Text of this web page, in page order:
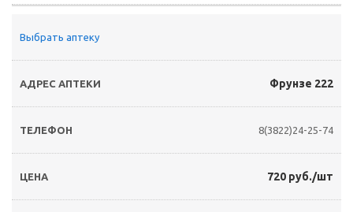
Выбрать аптеку
Фрунзе 222
8(3822)24-25-74
720 руб./шт